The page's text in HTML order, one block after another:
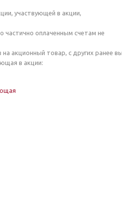
участвующей в акции,
частично оплаченным счетам не
на акционный товар, с других ранее
в акции: